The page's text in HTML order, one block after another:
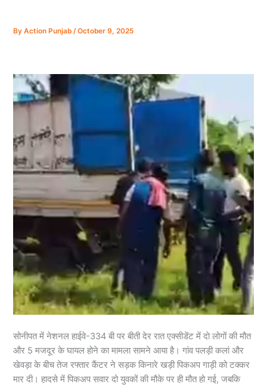
ByAction Punjab/October 9, 2025
सोनीपत में नेशनल हाईवे-334 बी पर बीती देर रात एक्सीडेंट में दाे लोगों की मौत
और 5 मजदूर के घायल होने का मामला सामने आया है। गांव पलड़ी कलां और
खेवड़ा के बीच तेज रफ्तार कैंटर ने सड़क किनारे खड़ी पिकअप गाड़ी को टक्कर
मार दी। हादसे में पिकअप सवार दो युवकों की मौके पर ही मौत हो गई, जबकि